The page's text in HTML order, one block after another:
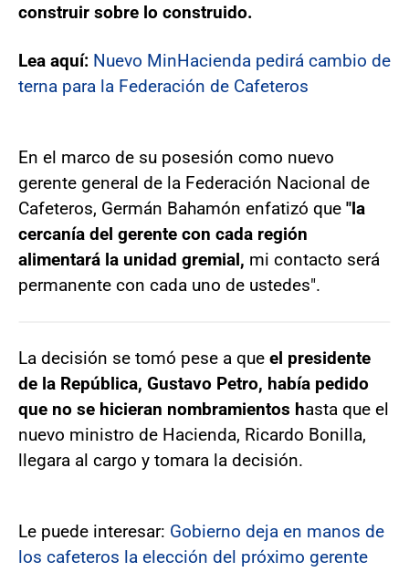
construir sobre lo construido.
Lea aquí: Nuevo MinHacienda pedirá cambio de
terna para la Federación de Cafeteros
En el marco de su posesión como nuevo
gerente general de la Federación Nacional de
Cafeteros, Germán Bahamón enfatizó que "la
cercanía del gerente con cada región
alimentará la unidad gremial, mi contacto será
permanente con cada uno de ustedes".
La decisión se tomó pese a que el presidente
de la República, Gustavo Petro, había pedido
que no se hicieran nombramientos hasta que el
nuevo ministro de Hacienda, Ricardo Bonilla,
llegara al cargo y tomara la decisión.
Le puede interesar: Gobierno deja en manos de
los cafeteros la elección del próximo gerente